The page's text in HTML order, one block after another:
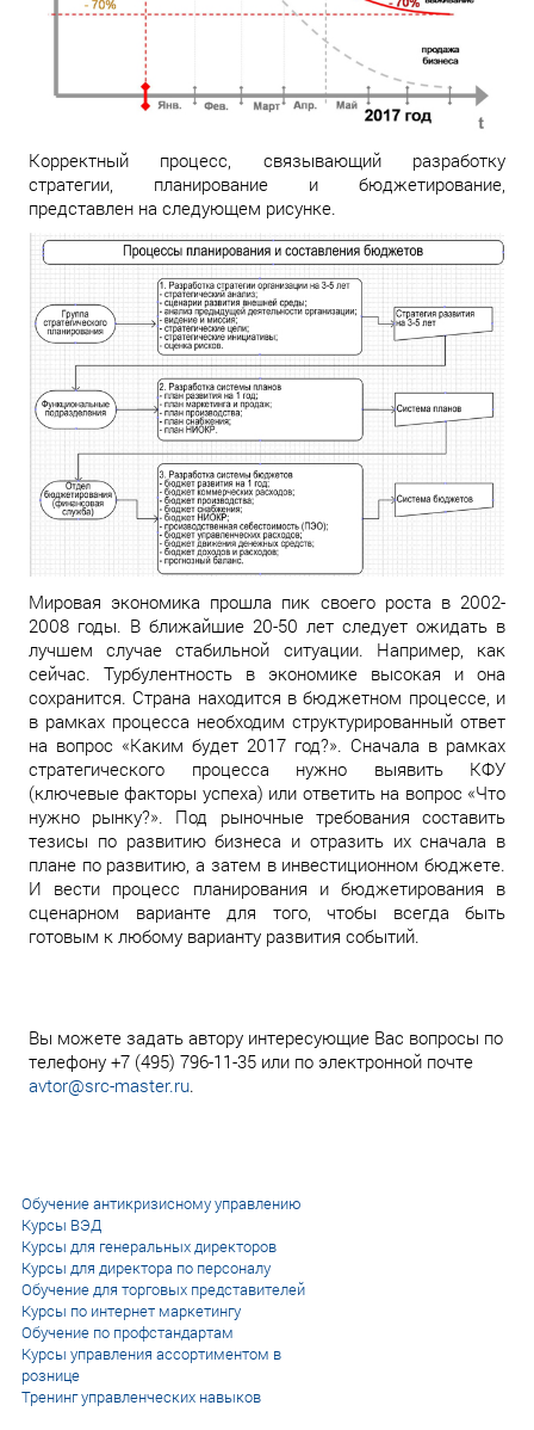
Корректный процесс, связывающий разработку
стратегии, планирование и бюджетирование,
представлен на следующем рисунке.
Мировая экономика прошла пик своего роста в 2002-
2008 годы. В ближайшие 20-50 лет следует ожидать в
лучшем случае стабильной ситуации. Например, как
сейчас. Турбулентность в экономике высокая и она
сохранится. Страна находится в бюджетном процессе, и
в рамках процесса необходим структурированный ответ
на вопрос «Каким будет 2017 год?». Сначала в рамках
стратегического процесса нужно выявить КФУ
(ключевые факторы успеха) или ответить на вопрос «Что
нужно рынку?». Под рыночные требования составить
тезисы по развитию бизнеса и отразить их сначала в
плане по развитию, а затем в инвестиционном бюджете.
И вести процесс планирования и бюджетирования в
сценарном варианте для того, чтобы всегда быть
готовым к любому варианту развития событий.
Вы можете задать автору интересующие Вас вопросы по
телефону +7 (495) 796-11-35 или по электронной почте
avtor@src-master.ru.
Обучение антикризисному управлению
Курсы ВЭД
Курсы для генеральных директоров
Курсы для директора по персоналу
Обучение для торговых представителей
Курсы по интернет маркетингу
Обучение по профстандартам
Курсы управления ассортиментом в
рознице
Тренинг управленческих навыков